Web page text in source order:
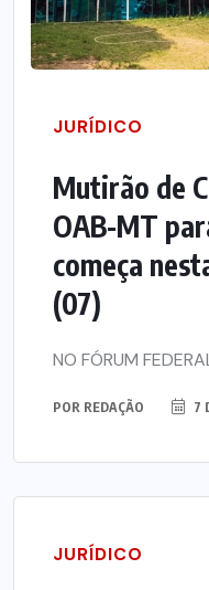
JURÍDICO
Mutirão de
OAB-MT
começa
(07)
NO FÓRUM
POR REDAÇÃO 7
JURÍDICO